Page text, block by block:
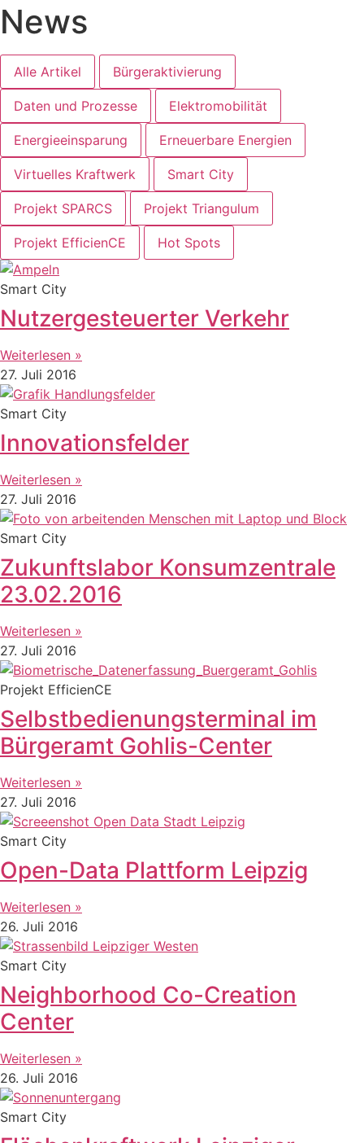
News
Alle Artikel Bürgeraktivierung
Daten und Prozesse Elektromobilität
Energieeinsparung Erneuerbare Energien
Virtuelles Kraftwerk Smart City
Projekt SPARCS Projekt Triangulum
Projekt EfficienCE Hot Spots
Smart City
Nutzergesteuerter Verkehr
Weiterlesen »
27. Juli 2016
Smart City
Innovationsfelder
Weiterlesen »
27. Juli 2016
Smart City
Zukunftslabor Konsumzentrale
23.02.2016
Weiterlesen »
27. Juli 2016
Projekt EfficienCE
Selbstbedienungsterminal im
Bürgeramt Gohlis-Center
Weiterlesen »
27. Juli 2016
Smart City
Open-Data Plattform Leipzig
Weiterlesen »
26. Juli 2016
Smart City
Neighborhood Co-Creation
Center
Weiterlesen »
26. Juli 2016
Smart City